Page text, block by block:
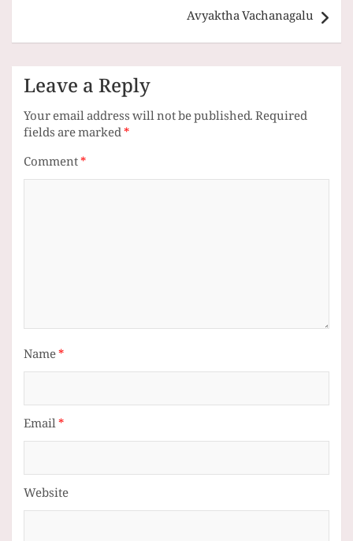
Avyaktha Vachanagalu
Leave a Reply
Your email address will not be published.Required
fields are marked*
Comment*
Name*
Email*
Website